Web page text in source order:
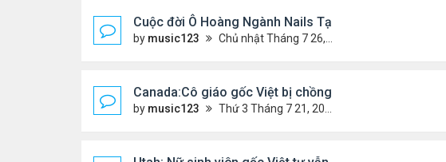
Cuộc đời Ô Hoàng Ngành Nails Tại Mỹ
by music123 Chủ nhật Tháng 7 26, 2026 4:17 pm
Canada:Cô giáo gốc Việt bị chồng sát hại
by music123 Thứ 3 Tháng 7 21, 2026 4:56 pm